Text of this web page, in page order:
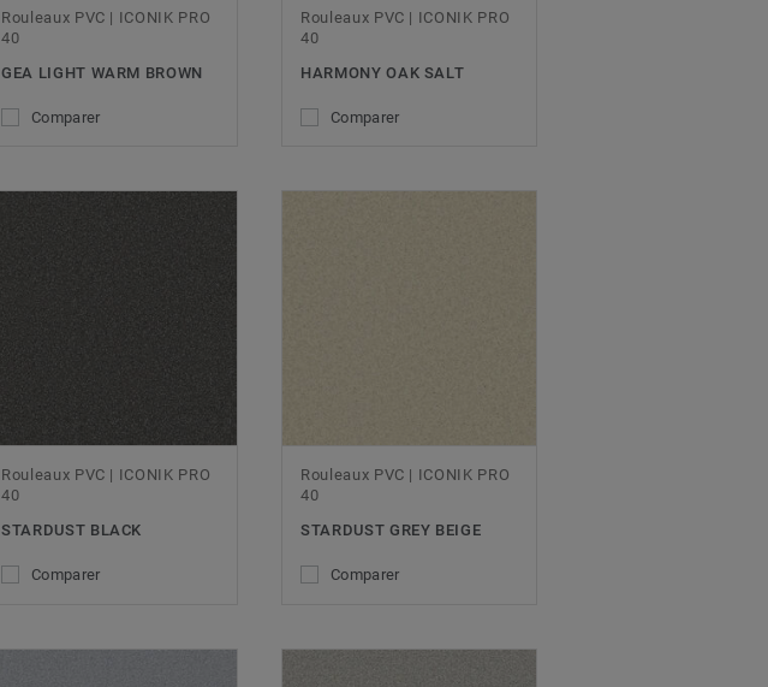
Rouleaux PVC | ICONIK PRO
40
GEA LIGHT WARM BROWN
Comparer
Rouleaux PVC | ICONIK PRO
40
HARMONY OAK SALT
Comparer
Rouleaux PVC | ICONIK PRO
40
STARDUST BLACK
Comparer
Rouleaux PVC | ICONIK PRO
40
STARDUST GREY BEIGE
Comparer